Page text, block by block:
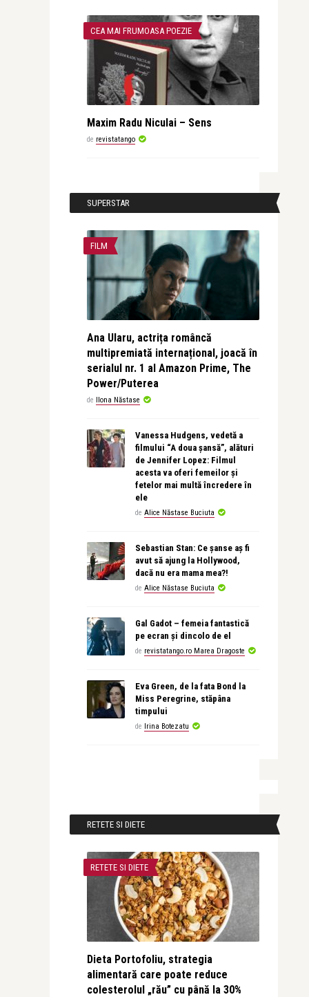
CEA MAI FRUMOASA POEZIE
Maxim Radu Niculai – Sens
de revistatango
SUPERSTAR
FILM
Ana Ularu, actrița româncă
multipremiată internațional, joacă în
serialul nr. 1 al Amazon Prime, The
Power/Puterea
de Ilona Năstase
Vanessa Hudgens, vedetă a
filmului “A doua șansă”, alături
de Jennifer Lopez: Filmul
acesta va oferi femeilor și
fetelor mai multă încredere în
ele
de Alice Năstase Buciuta
Sebastian Stan: Ce șanse aș fi
avut să ajung la Hollywood,
dacă nu era mama mea?!
de Alice Năstase Buciuta
Gal Gadot – femeia fantastică
pe ecran și dincolo de el
de revistatango.ro Marea Dragoste
Eva Green, de la fata Bond la
Miss Peregrine, stăpâna
timpului
de Irina Botezatu
RETETE SI DIETE
RETETE SI DIETE
Dieta Portofoliu, strategia
alimentară care poate reduce
colesterolul „rău” cu până la 30%